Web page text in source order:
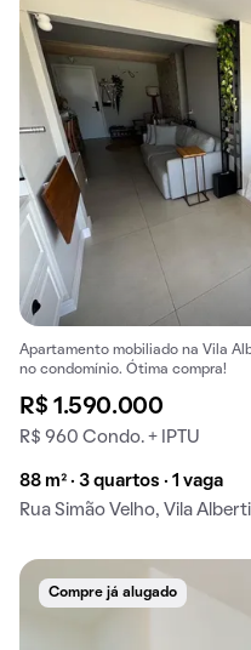
Apartamento mobiliado na Vila
no condomínio. Ótima compra!
R$ 1.590.000
R$ 960 Condo. + IPTU
88 m² · 3 quartos · 1 vaga
Rua Simão Velho, Vila
Compre já alugado